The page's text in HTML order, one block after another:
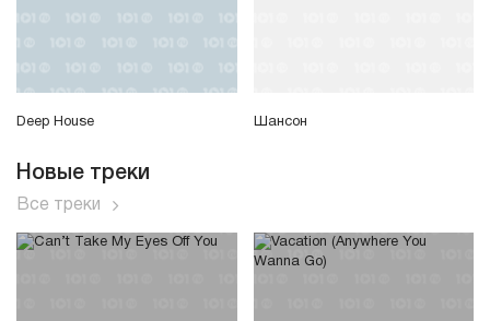
Deep House Шансон
Новые треки
Все треки